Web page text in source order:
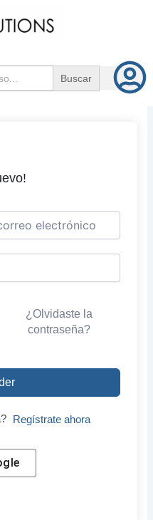
¿Olvidaste la
contraseña?
Regístrate ahora